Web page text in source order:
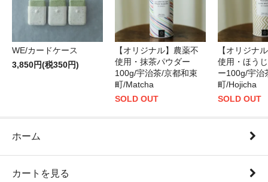
WE/カードケース
3,850円(税350円)
【オリジナル】農薬不
使用・抹茶パウダー
100g/宇治茶/京都和束
町/Matcha
SOLD OUT
【オリジナ
使用・ほう
ー100g/宇治
町/Hojicha
SOLD OUT
ホーム
カートを見る